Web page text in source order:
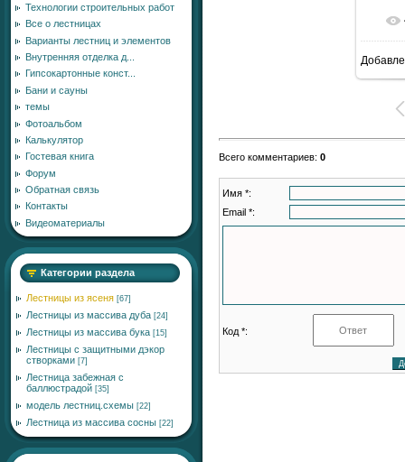
Технологии строительных работ
Все о лестницах
Варианты лестниц и элементов
Внутренняя отделка д...
Гипсокартонные конст...
Бани и сауны
темы
Фотоальбом
Калькулятор
Гостевая книга
Форум
Обратная связь
Контакты
Видеоматериалы
Категории раздела
Лестницы из ясеня [67]
Лестницы из массива дуба [24]
Лестницы из массива бука [15]
Лестницы с защитными дэкор
створками [7]
Лестница забежная с
баллюстрадой [35]
модель лестниц.схемы [22]
Лестница из массива сосны [22]
Всего комментариев: 0
Имя *:
Email *:
Код *: